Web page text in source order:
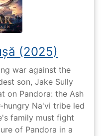
(2025)
war against the
son, Jake Sully
on Pandora: the Ash
hungry Na'vi tribe led
family must fight
of Pandora in a